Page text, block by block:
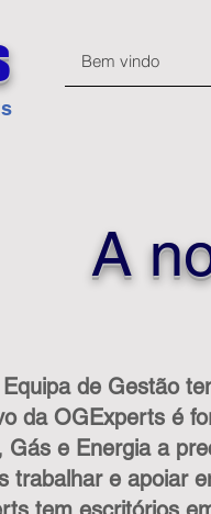
Bem vindo
A
de Gestão
da OGExperts é
Gás e Energia a
trabalhar e apoiar